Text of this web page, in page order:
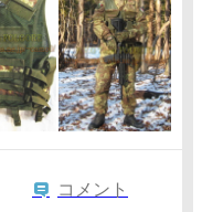
コメント